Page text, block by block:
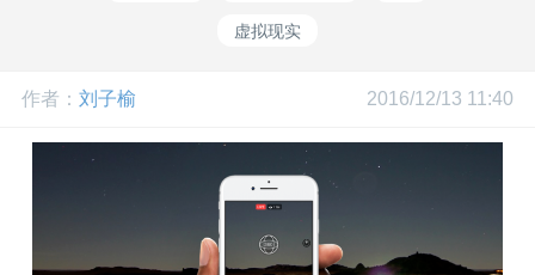
网
虚拟现实
作者： 刘子榆 2016/12/13 11:40